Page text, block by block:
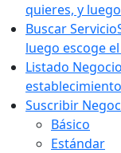
quieres, y
Buscar Servicio
luego escoge
Listado
Suscribir
Básico
Estándar